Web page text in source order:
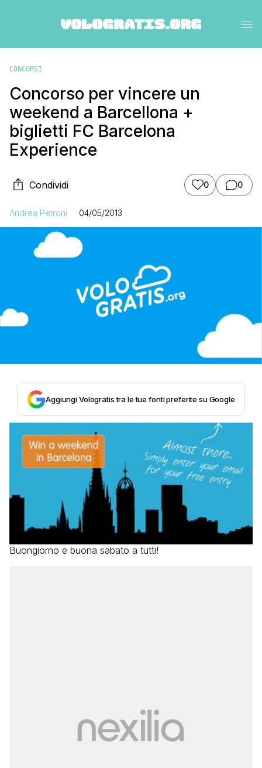
CONCORSI
Concorso per vincere un
weekend a Barcellona +
biglietti FC Barcelona
Experience
Condividi 0 0
Andrea Petroni 04/05/2013
Aggiungi Vologratis tra le tue fonti preferite su Google
Buongiorno e buona sabato a tutti!